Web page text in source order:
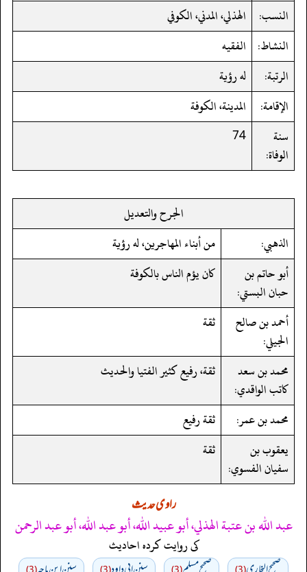
النسب:
الهذلي، المدني، الكوفي
النشاط: الفقيه
الرتبة:
له رؤية
الإقامة:
المدينة، الكوفة
سنة
الوفاة:
74
الجرح والتعديل
الذهبي:
من أبناء المهاجرين، له رؤية
أبو حاتم بن
حبان البستي:
كان يؤم الناس بالكوفة
أحمد بن صالح
الجيلي:
ثقة
محمد بن سعد
كاتب الواقدي:
ثقة، رفيع كثير الفتيا والحديث
محمد بن عمر:
ثقة رفيع
يعقوب بن
سفيان الفسوي:
ثقة
راوی حدیث
عبد الله بن عتبة الهذلي، أبو عبيد الله، أبو عبد الله، أبو عبد الرحمن
کی روایت کردہ احادیث